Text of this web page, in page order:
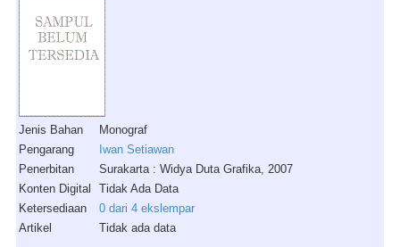
Jenis Bahan
Monograf
Pengarang
Iwan Setiawan
Penerbitan
Surakarta : Widya Duta Grafika, 2007
Konten Digital
Tidak Ada Data
Ketersediaan
0 dari 4 ekslempar
Artikel
Tidak ada data